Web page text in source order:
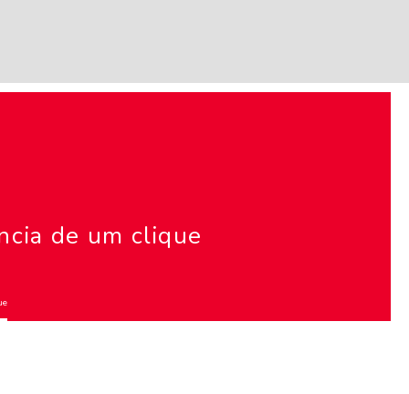
de um clique